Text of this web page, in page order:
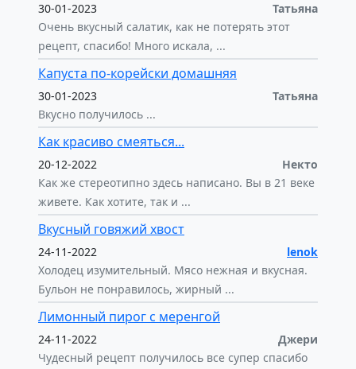
30-01-2023
Татьяна
Очень вкусный салатик, как не потерять этот
рецепт, спасибо! Много искала, ...
Капуста по-корейски домашняя
30-01-2023
Татьяна
Вкусно получилось ...
Как красиво смеяться...
20-12-2022
Некто
Как же стереотипно здесь написано. Вы в 21 веке
живете. Как хотите, так и ...
Вкусный говяжий хвост
24-11-2022
lenok
Холодец изумительный. Мясо нежная и вкусная.
Бульон не понравилось, жирный ...
Лимонный пирог с меренгой
24-11-2022
Джери
Чудесный рецепт получилось все супер спасибо